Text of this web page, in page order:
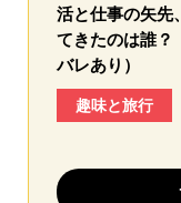
活と仕事の矢先
てきたのは誰？
バレあり）
趣味と旅行